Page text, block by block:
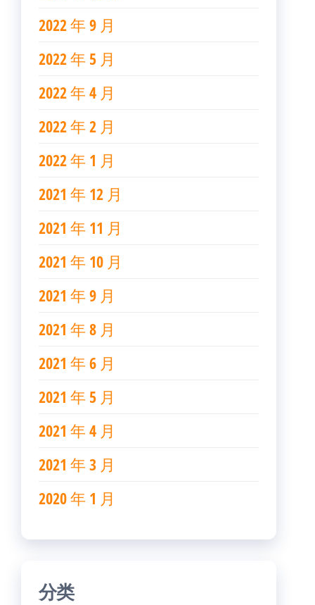
2022 年 9 月
2022 年 5 月
2022 年 4 月
2022 年 2 月
2022 年 1 月
2021 年 12 月
2021 年 11 月
2021 年 10 月
2021 年 9 月
2021 年 8 月
2021 年 6 月
2021 年 5 月
2021 年 4 月
2021 年 3 月
2020 年 1 月
分类